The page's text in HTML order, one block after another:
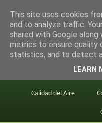
en bici por
Este blog
Calidad del Aire
This site uses cookies
and to analyze traffic.
shared with Google
metrics to ensure quality
statistics, and to detect
LEARN